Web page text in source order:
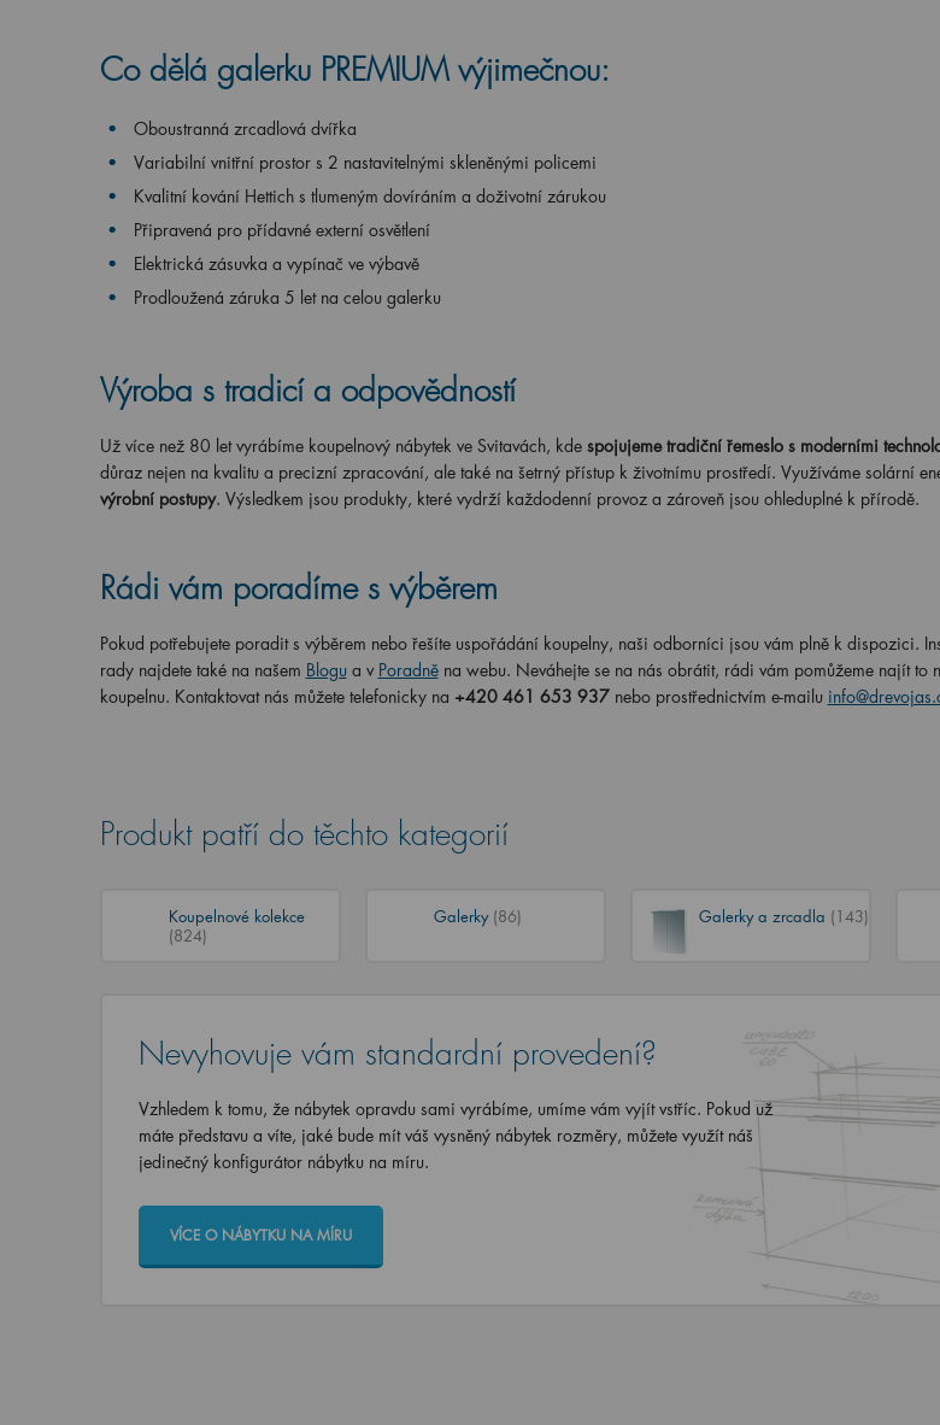
Co dělá galerku PREMIUM výjimečnou:
Oboustranná zrcadlová dvířka
Variabilní vnitřní prostor s 2 nastavitelnými skleněnými policemi
Kvalitní kování Hettich s tlumeným dovíráním a doživotní zárukou
Připravená pro přídavné externí osvětlení
Elektrická zásuvka a vypínač ve výbavě
Prodloužená záruka 5 let na celou galerku
Výroba s tradicí a odpovědností
Už více než 80 let vyrábíme koupelnový nábytek ve Svitavách, kde spojujeme tradiční řemeslo s moderními
důraz nejen na kvalitu a precizní zpracování, ale také na šetrný přístup k životnímu prostředí. Využíváme solární
výrobní postupy. Výsledkem jsou produkty, které vydrží každodenní provoz a zároveň jsou ohleduplné k přírodě.
Rádi vám poradíme s výběrem
Pokud potřebujete poradit s výběrem nebo řešíte uspořádání koupelny, naši odborníci jsou vám plně k dispozici.
rady najdete také na našem Blogu a v Poradně na webu. Neváhejte se na nás obrátit, rádi vám pomůžeme najít to
koupelnu. Kontaktovat nás můžete telefonicky na +420 461 653 937 nebo prostřednictvím e-mailu
Produkt patří do těchto kategorií
Koupelnové kolekce
(824)
Galerky (86) Galerky a zrcadla (143)
Nevyhovuje vám standardní provedení?
Vzhledem k tomu, že nábytek opravdu sami vyrábíme, umíme vám vyjít vstříc. Pokud už
máte představu a víte, jaké bude mít váš vysněný nábytek rozměry, můžete využít náš
jedinečný konfigurátor nábytku na míru.
VÍCE O NÁBYTKU NA MÍRU